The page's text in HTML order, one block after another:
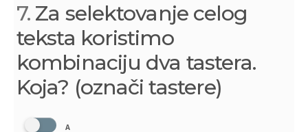
7. Za selektovanje celog
teksta koristimo
kombinaciju dva tastera.
Koja? (označi tastere)
A